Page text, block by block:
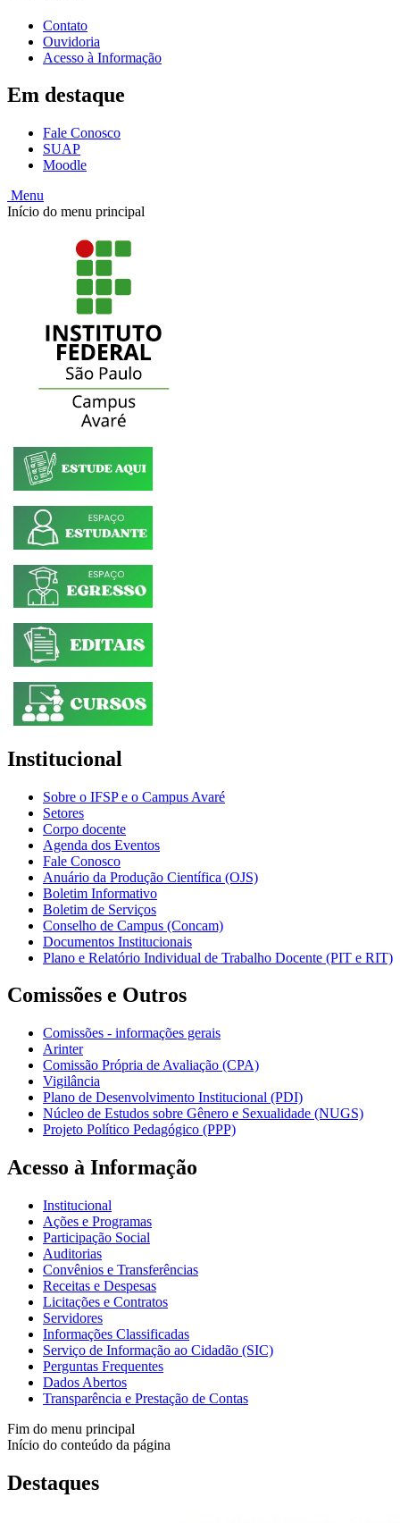
Contato
Ouvidoria
Acesso à Informação
Em destaque
Fale Conosco
SUAP
Moodle
Menu
Início do menu principal
Institucional
Sobre o IFSP e o Campus Avaré
Setores
Corpo docente
Agenda dos Eventos
Fale Conosco
Anuário da Produção Científica (OJS)
Boletim Informativo
Boletim de Serviços
Conselho de Campus (Concam)
Documentos Institucionais
Plano e Relatório Individual de Trabalho Docente (PIT e RIT)
Comissões e Outros
Comissões - informações gerais
Arinter
Comissão Própria de Avaliação (CPA)
Vigilância
Plano de Desenvolvimento Institucional (PDI)
Núcleo de Estudos sobre Gênero e Sexualidade (NUGS)
Projeto Político Pedagógico (PPP)
Acesso à Informação
Institucional
Ações e Programas
Participação Social
Auditorias
Convênios e Transferências
Receitas e Despesas
Licitações e Contratos
Servidores
Informações Classificadas
Serviço de Informação ao Cidadão (SIC)
Perguntas Frequentes
Dados Abertos
Transparência e Prestação de Contas
Fim do menu principal
Início do conteúdo da página
Destaques